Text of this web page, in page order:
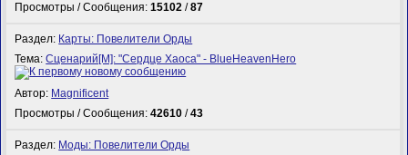
Просмотры / Сообщения:15102 /87
Раздел: Карты: Повелители Орды
Тема:Сценарий[M]: "Сердце Хаоса" - BlueHeavenHero
Автор: Magnificent
Просмотры / Сообщения:42610 /43
Раздел: Моды: Повелители Орды